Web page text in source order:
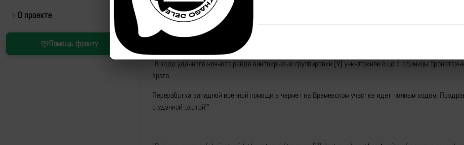
О проекте
Помощь фронту
Источник:https://t.me/voin_dv/3199
"В ходе удачного ночного рейда винтокрылые группировки [V] уничтожили еще 4 единицы
врага
Переработка западной военной помощи в чермет на Времевском участке идет полным ходом.
с удачной охотой!"